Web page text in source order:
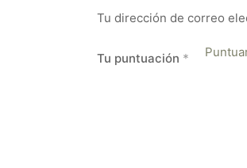
Tu dirección de correo
Tu puntuación *